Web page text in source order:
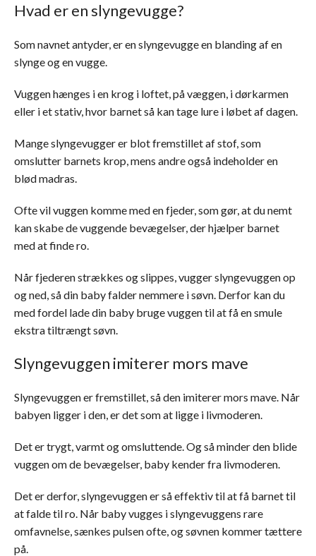
Hvad er en slyngevugge?
Som navnet antyder, er en slyngevugge en blanding af en
slynge og en vugge.
Vuggen hænges i en krog i loftet, på væggen, i dørkarmen
eller i et stativ, hvor barnet så kan tage lure i løbet af dagen.
Mange slyngevugger er blot fremstillet af stof, som
omslutter barnets krop, mens andre også indeholder en
blød madras.
Ofte vil vuggen komme med en fjeder, som gør, at du nemt
kan skabe de vuggende bevægelser, der hjælper barnet
med at finde ro.
Når fjederen strækkes og slippes, vugger slyngevuggen op
og ned, så din baby falder nemmere i søvn. Derfor kan du
med fordel lade din baby bruge vuggen til at få en smule
ekstra tiltrængt søvn.
Slyngevuggen imiterer mors mave
Slyngevuggen er fremstillet, så den imiterer mors mave. Når
babyen ligger i den, er det som at ligge i livmoderen.
Det er trygt, varmt og omsluttende. Og så minder den blide
vuggen om de bevægelser, baby kender fra livmoderen.
Det er derfor, slyngevuggen er så effektiv til at få barnet til
at falde til ro. Når baby vugges i slyngevuggens rare
omfavnelse, sænkes pulsen ofte, og søvnen kommer tættere
på.